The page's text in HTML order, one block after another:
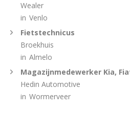
Wealer
in Venlo
Fietstechnicus
Broekhuis
in Almelo
Magazijnmedewerker Kia,
Hedin Automotive
in Wormerveer